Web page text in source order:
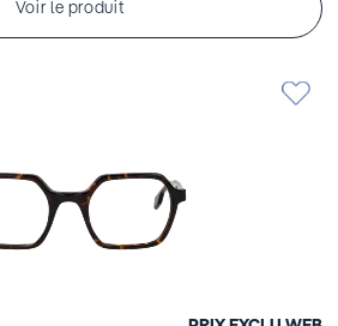
Voir le produit